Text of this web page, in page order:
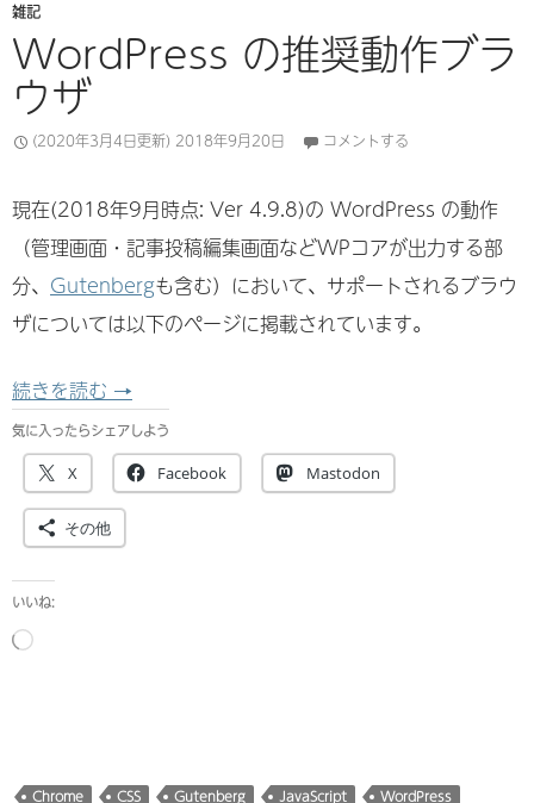
雑記
WordPress の推奨動作ブラ
ウザ
(2020年3月4日更新) 2018年9月20日 コメントする
現在(2018年9月時点: Ver 4.9.8)の WordPress の動作
（管理画面・記事投稿編集画面などWPコアが出力する部
分、 Gutenbergも含む）において、サポートされるブラウ
ザについては以下のページに掲載されています。
続きを読む WordPress の推奨動作ブラウザ
→
気に入ったらシェアしよう
X Facebook Mastodon
その他
いいね:
読
Chrome CSS Gutenberg JavaScript WordPress